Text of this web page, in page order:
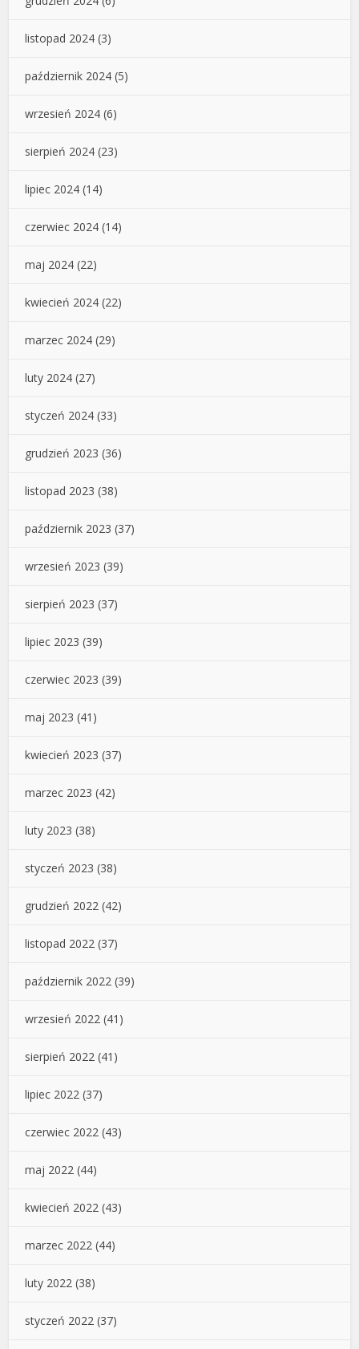
listopad 2024 (3)
październik 2024 (5)
wrzesień 2024 (6)
sierpień 2024 (23)
lipiec 2024 (14)
czerwiec 2024 (14)
maj 2024 (22)
kwiecień 2024 (22)
marzec 2024 (29)
luty 2024 (27)
styczeń 2024 (33)
grudzień 2023 (36)
listopad 2023 (38)
październik 2023 (37)
wrzesień 2023 (39)
sierpień 2023 (37)
lipiec 2023 (39)
czerwiec 2023 (39)
maj 2023 (41)
kwiecień 2023 (37)
marzec 2023 (42)
luty 2023 (38)
styczeń 2023 (38)
grudzień 2022 (42)
listopad 2022 (37)
październik 2022 (39)
wrzesień 2022 (41)
sierpień 2022 (41)
lipiec 2022 (37)
czerwiec 2022 (43)
maj 2022 (44)
kwiecień 2022 (43)
marzec 2022 (44)
luty 2022 (38)
styczeń 2022 (37)